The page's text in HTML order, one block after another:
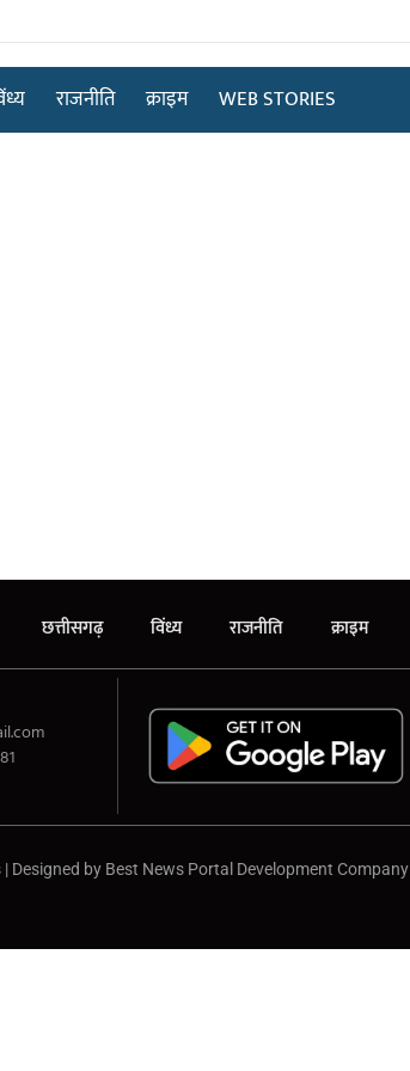
राजनीति क्राइम WEB STORIES
छत्तीसगढ़ विंध्य राजनीति क्राइम
Designed by Best News Portal Development Company